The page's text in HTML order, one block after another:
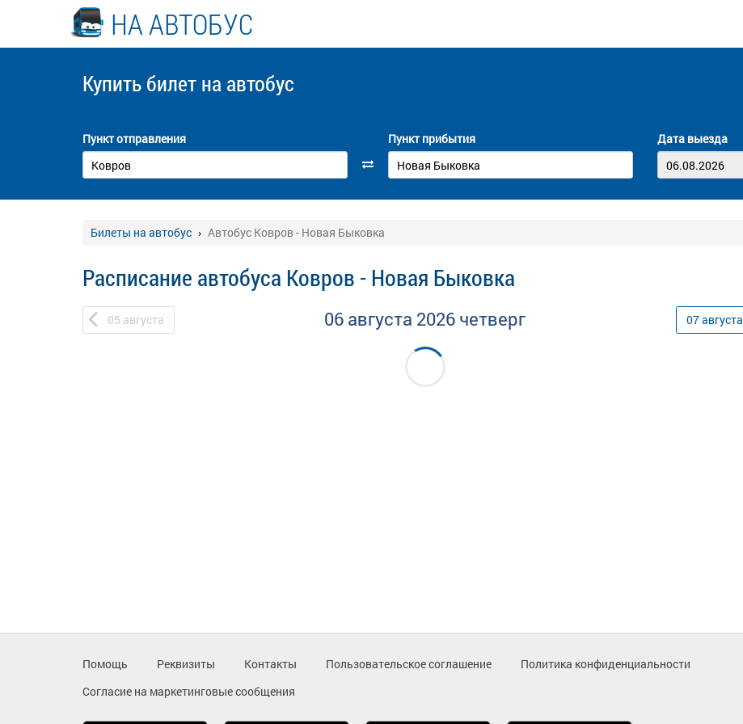
НА АВТОБУС
Купить билет на автобус
Пункт отправления Пункт прибытия Дата выезда
Билеты на автобус Автобус Ковров - Новая Быковка
Расписание автобуса Ковров - Новая Быковка
05 августа 06 августа 2026 четверг 07августа
Помощь Реквизиты Контакты Пользовательское соглашение
Политика конфиденциальности
Согласие на маркетинговые сообщения